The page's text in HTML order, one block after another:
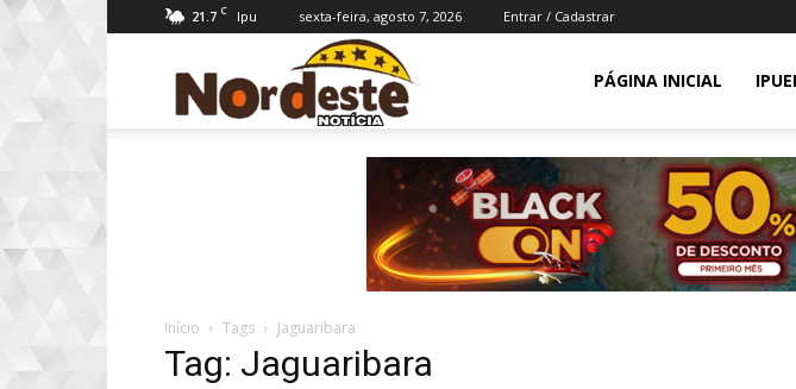
21.7 C Ipu sexta-feira, agosto 7, 2026 Entrar / Cadastrar
Notícia
PÁGINA INICIAL
Início Tags Jaguaribara
Tag: Jaguaribara